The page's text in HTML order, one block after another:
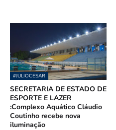
#JULIOCESAR
SECRETARIA DE ESTADO DE
ESPORTE E LAZER
:Complexo Aquático Cláudio
Coutinho recebe nova
iluminação